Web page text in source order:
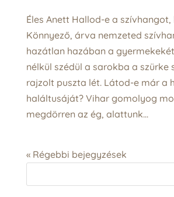
Éles Anett Hallod-e a
Könnyező, árva nemzeted
hazátlan hazában a
nélkül szédül a sarokba a szürke
rajzolt puszta lét. Látod-e már a
haláltusáját? Vihar gomolyog
megdörren az ég, alattunk...
« Régebbi bejegyzések